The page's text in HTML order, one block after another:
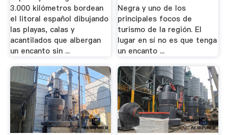
3.000 kilómetros bordean
el litoral español dibujando
las playas, calas y
acantilados que albergan
un encanto sin ...
Negra y uno de los
principales focos de
turismo de la región. El
lugar en sí no es que tenga
un encanto ...